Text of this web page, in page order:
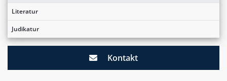
Literatur
Judikatur
Kontakt